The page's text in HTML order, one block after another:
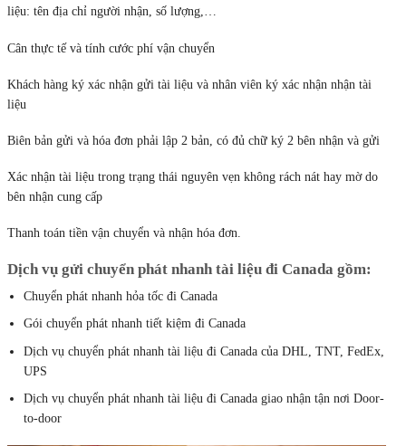
liệu: tên địa chỉ người nhận, số lượng,…
Cân thực tế và tính cước phí vận chuyển
Khách hàng ký xác nhận gửi tài liệu và nhân viên ký xác nhận nhận tài
liệu
Biên bản gửi và hóa đơn phải lập 2 bản, có đủ chữ ký 2 bên nhận và gửi
Xác nhận tài liệu trong trạng thái nguyên vẹn không rách nát hay mờ do
bên nhận cung cấp
Thanh toán tiền vận chuyển và nhận hóa đơn.
Dịch vụ gửi chuyển phát nhanh tài liệu đi Canada gồm:
Chuyển phát nhanh hỏa tốc đi Canada
Gói chuyển phát nhanh tiết kiệm đi Canada
Dịch vụ chuyển phát nhanh tài liệu đi Canada của DHL, TNT, FedEx,
UPS
Dịch vụ chuyển phát nhanh tài liệu đi Canada giao nhận tận nơi Door-
to-door